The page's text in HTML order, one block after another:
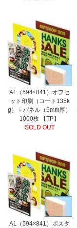
A1（594×841）オフセ
ット印刷（コート135k
g）＋パネル（5mm厚）
1000枚 【TP】
SOLD OUT
A1（594×841）ポスタ